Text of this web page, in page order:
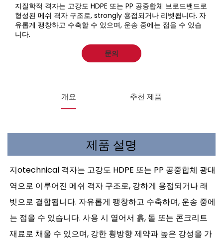
지질학적 격자는 고강도 HDPE 또는 PP 공중합체 브로드밴드로
형성된 메쉬 격자 구조로, strongly 용접되거나 리벳됩니다. 자
유롭게 팽창하고 수축할 수 있으며, 운송 중에는 접을 수 있습
니다.
문의
개요 추천 제품
제품 설명
지otechnical 격자는 고강도 HDPE 또는 PP 공중합체 광대
역으로 이루어진 메쉬 격자 구조로, 강하게 용접되거나 래
빗으로 결합됩니다. 자유롭게 팽창하고 수축하며, 운송 중에
는 접을 수 있습니다. 사용 시 열어서 흙, 돌 또는 콘크리트
재료로 채울 수 있으며, 강한 횡방향 제약과 높은 강성을 가